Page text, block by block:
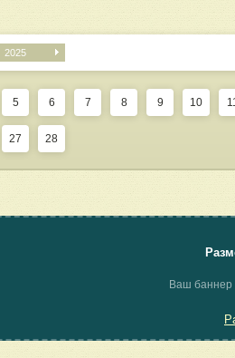
2025
5 6 7 8 9 10
27 28
Ваш баннер